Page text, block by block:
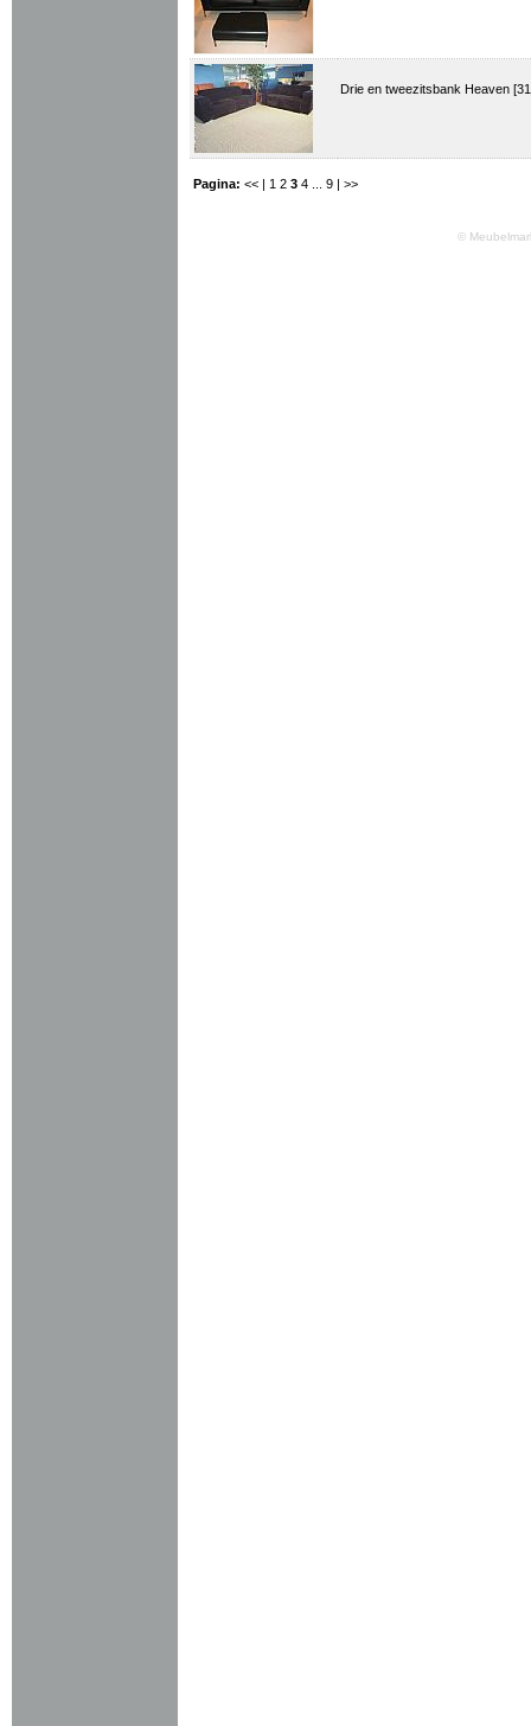
Drie en tweezitsbank Heaven
Pagina: << | 1 2 3 4 9 | >>
©